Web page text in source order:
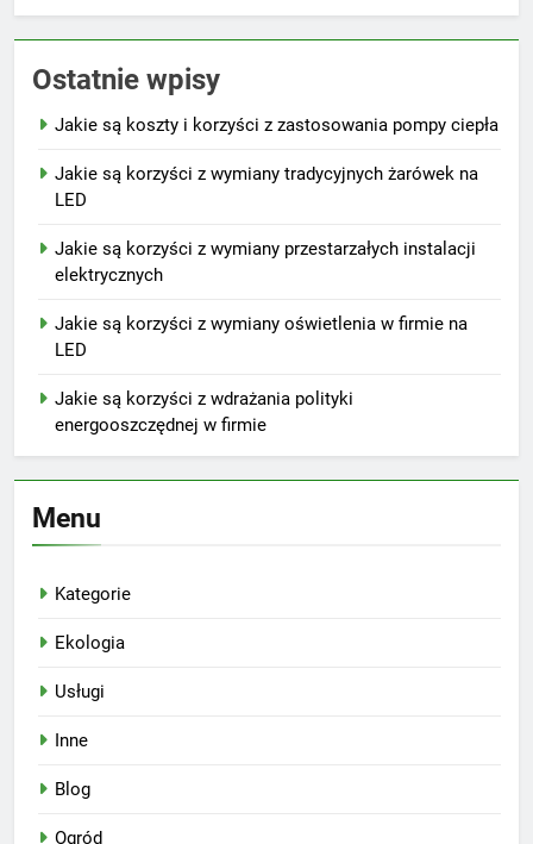
Ostatnie wpisy
Jakie są koszty i korzyści z zastosowania pompy ciepła
Jakie są korzyści z wymiany tradycyjnych żarówek na
LED
Jakie są korzyści z wymiany przestarzałych instalacji
elektrycznych
Jakie są korzyści z wymiany oświetlenia w firmie na
LED
Jakie są korzyści z wdrażania polityki
energooszczędnej w firmie
Menu
Kategorie
Ekologia
Usługi
Inne
Blog
Ogród